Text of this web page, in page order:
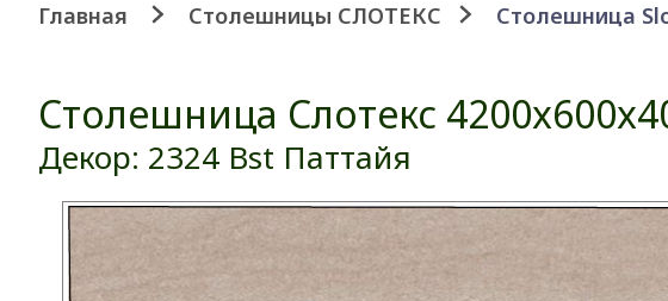
Главная Столешницы СЛОТЕКС Столешница
Столешница Слотекс
Декор: 2324 Bst Паттайя